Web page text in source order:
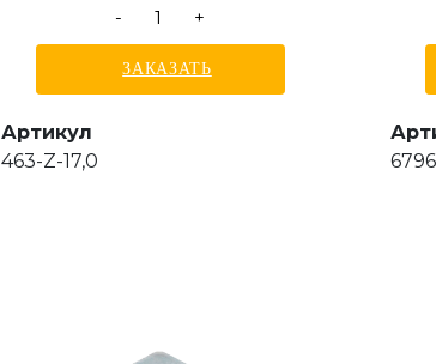
-
+
ЗАКАЗАТЬ
Артикул
463-Z-17,0